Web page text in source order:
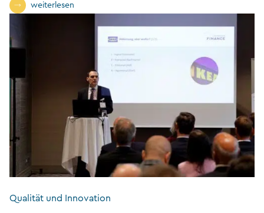
weiterlesen
Qualität und Innovation